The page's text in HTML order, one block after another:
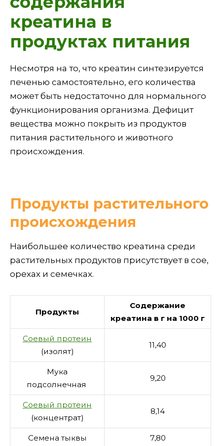
креатина в
продуктах питания
Несмотря на то, что креатин синтезируется
печенью самостоятельно, его количества
может быть недостаточно для нормального
функционирования организма. Дефицит
вещества можно покрыть из продуктов
питания растительного и животного
происхождения.
Продукты растительного
происхождения
Наибольшее количество креатина среди
растительных продуктов присутствует в сое,
орехах и семечках.
Продукты
Содержание
креатина в г на 1000 г
Соевый протеин
(изолят)
11,40
Мука
подсолнечная
9,20
Соевый протеин
(концентрат)
8,14
Семена тыквы 7,80